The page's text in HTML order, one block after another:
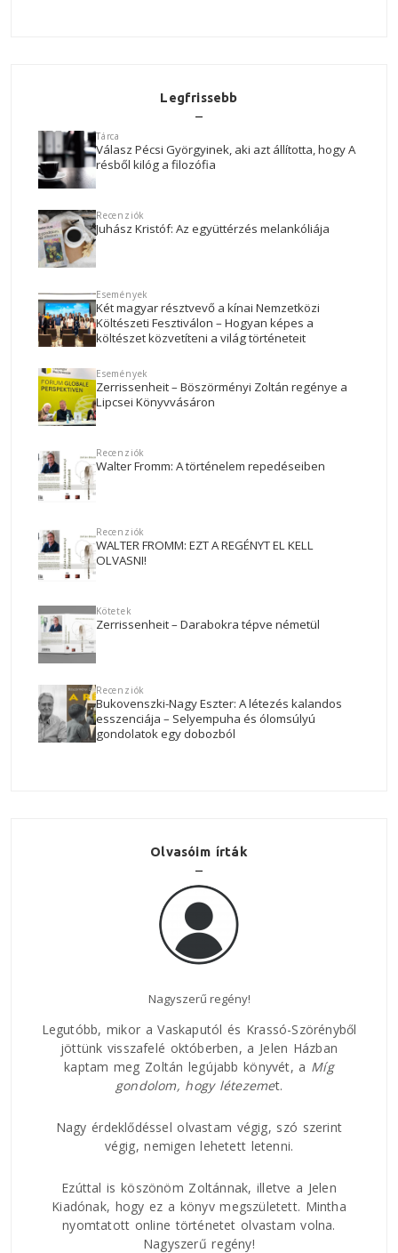
Legfrissebb
Tárca
Válasz Pécsi Györgyinek, aki azt állította, hogy A
résből kilóg a filozófia
Recenziók
Juhász Kristóf: Az együttérzés melankóliája
Események
Két magyar résztvevő a kínai Nemzetközi
Költészeti Fesztiválon – Hogyan képes a
költészet közvetíteni a világ történeteit
Események
Zerrissenheit – Böszörményi Zoltán regénye a
Lipcsei Könyvvásáron
Recenziók
Walter Fromm: A történelem repedéseiben
Recenziók
WALTER FROMM: EZT A REGÉNYT EL KELL
OLVASNI!
Kötetek
Zerrissenheit – Darabokra tépve németül
Recenziók
Bukovenszki-Nagy Eszter: A létezés kalandos
esszenciája – Selyempuha és ólomsúlyú
gondolatok egy dobozból
Olvasóim írták
Nagyszerű regény!
Legutóbb, mikor a Vaskaputól és Krassó-Szörényből
jöttünk visszafelé októberben, a Jelen Házban
kaptam meg Zoltán legújabb könyvét, a Míg
gondolom, hogy létezemet.
Nagy érdeklődéssel olvastam végig, szó szerint
végig, nemigen lehetett letenni.
Ezúttal is köszönöm Zoltánnak, illetve a Jelen
Kiadónak, hogy ez a könyv megszületett. Mintha
nyomtatott online történetet olvastam volna.
Nagyszerű regény!